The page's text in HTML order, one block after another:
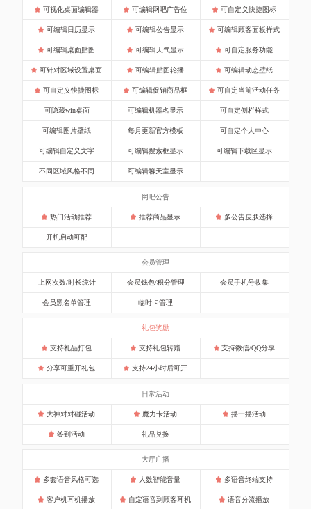
可视化桌面编辑器 可编辑网吧广告位 可自定义快捷图标
可编辑日历显示 可编辑公告显示 可编辑顾客面板样式
可编辑桌面贴图 可编辑天气显示 可自定服务功能
可针对区域设置桌面 可编辑贴图轮播 可编辑动态壁纸
可自定义快捷图标 可编辑促销商品框 可自定当前活动任务
可隐藏win桌面 可编辑机器名显示 可自定侧栏样式
可编辑图片壁纸 每月更新官方模板 可自定个人中心
可编辑自定义文字 可编辑搜索框显示 可编辑下载区显示
不同区域风格不同 可编辑聊天室显示
网吧公告
热门活动推荐 推荐商品显示 多公告皮肤选择
开机启动可配
会员管理
上网次数/时长统计 会员钱包/积分管理 会员手机号收集
会员黑名单管理 临时卡管理
礼包奖励
支持礼品打包 支持礼包转赠 支持微信/QQ分享
分享可重开礼包 支持24小时后可开
日常活动
大神对对碰活动 魔力卡活动 摇一摇活动
签到活动 礼品兑换
大厅广播
多套语音风格可选 人数智能音量 多语音终端支持
客户机耳机播放 自定语音到顾客耳机 语音分流播放